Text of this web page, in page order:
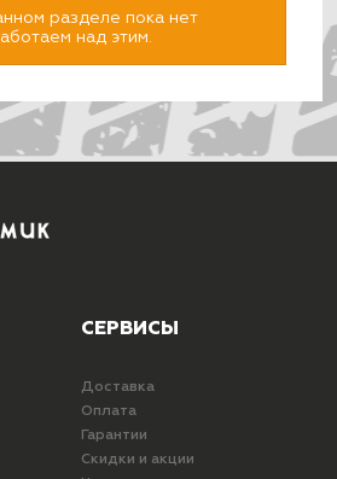
ПОДОБРАТЬ
разделе пока нет
над этим.
СЕРВИСЫ
Доставка
Оплата
Гарантии
Скидки и акции